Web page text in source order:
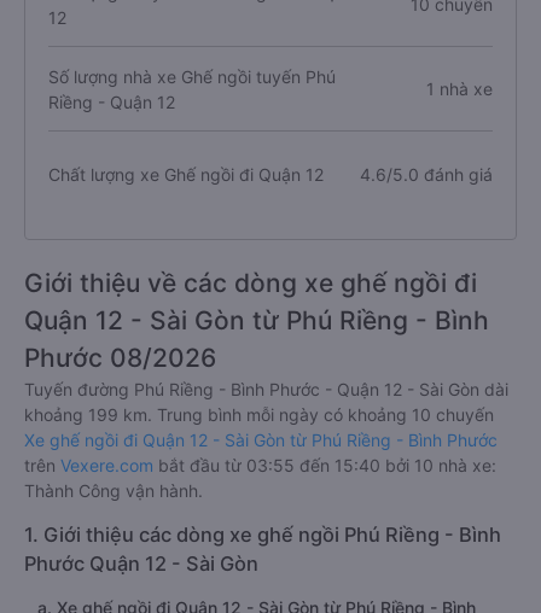
12
10 chuyến
Số lượng nhà xe Ghế ngồi tuyến Phú
Riềng - Quận 12
1 nhà xe
Chất lượng xe Ghế ngồi đi Quận 12 4.6/5.0 đánh giá
Giới thiệu về các dòng xe ghế ngồi đi
Quận 12 - Sài Gòn từ Phú Riềng - Bình
Phước 08/2026
Tuyến đường Phú Riềng - Bình Phước - Quận 12 - Sài Gòn dài
khoảng 199 km. Trung bình mỗi ngày có khoảng 10 chuyến
Xe ghế ngồi đi Quận 12 - Sài Gòn từ Phú Riềng - Bình Phước
trên Vexere.com bắt đầu từ 03:55 đến 15:40 bởi 10 nhà xe:
Thành Công vận hành.
1. Giới thiệu các dòng xe ghế ngồi Phú Riềng - Bình
Phước Quận 12 - Sài Gòn
a. Xe ghế ngồi đi Quận 12 - Sài Gòn từ Phú Riềng - Bình